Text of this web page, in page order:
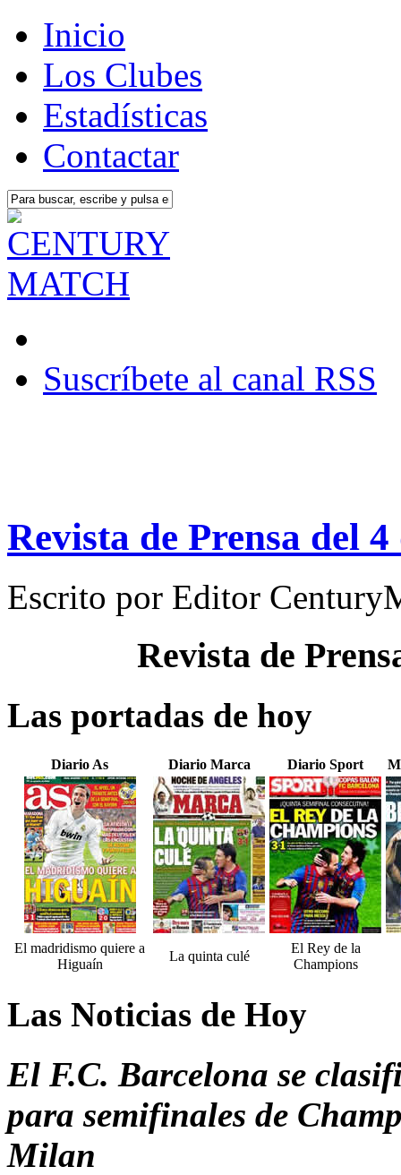
Inicio
Los Clubes
Estadísticas
Contactar
Suscríbete al canal RSS
Revista de Prensa del
Escrito por Editor
Revista de
Las portadas de hoy
Diario As Diario Marca Diario Sport
El madridismo quiere a
Higuaín
La quinta culé
El Rey de la
Champions
Las Noticias de Hoy
El F.C. Barcelona se
para semifinales de
Milan